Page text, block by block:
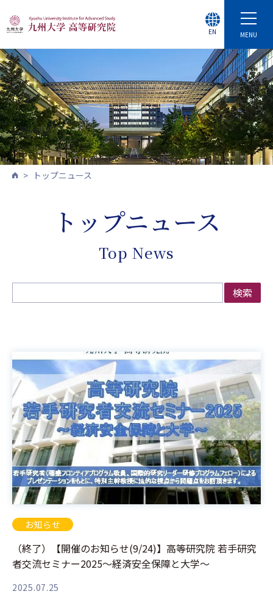
MENU
EN
トップニュース
トップニュース
Top News
検索
お知らせ
（終了）【開催のお知らせ(9/24)】高等研究院 若手研究
者交流セミナー2025～経済安全保障と大学～
2025.07.25